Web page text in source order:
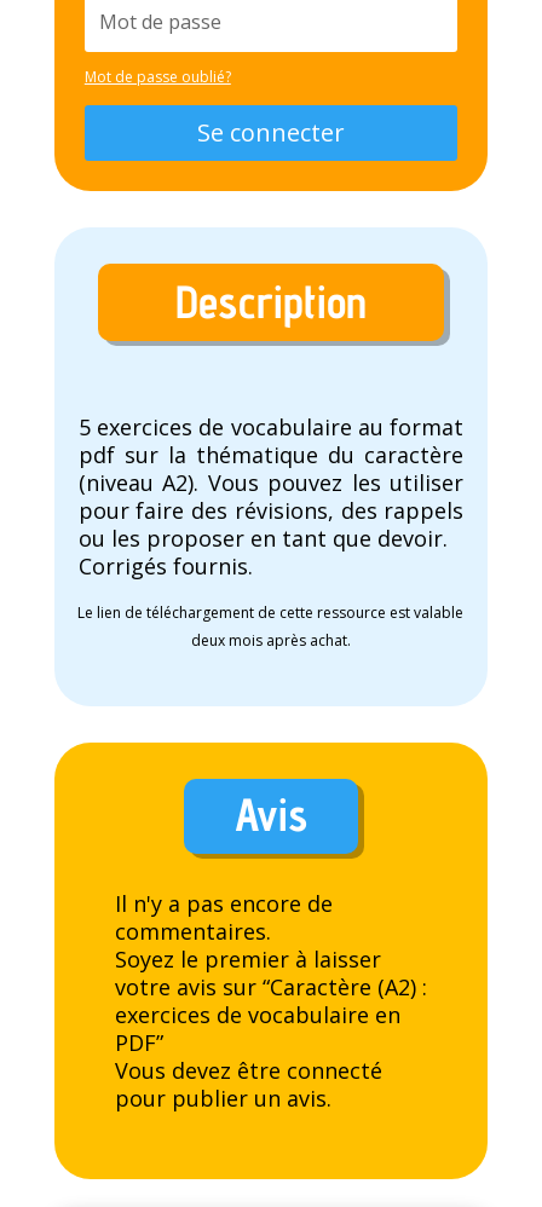
Mot de passe oublié?
Se connecter
Description
5 exercices de vocabulaire au format
pdf sur la thématique du caractère
(niveau A2). Vous pouvez les utiliser
pour faire des révisions, des rappels
ou les proposer en tant que devoir.
Corrigés fournis.
Le lien de téléchargement de cette ressource est valable
deux mois après achat.
Avis
Il n'y a pas encore de
commentaires.
Soyez le premier à laisser
votre avis sur “Caractère (A2) :
exercices de vocabulaire en
PDF”
Vous devez être connecté
pour publier un avis.